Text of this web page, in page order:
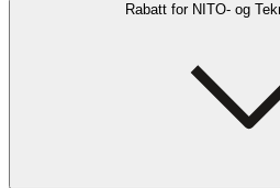
Rabatt for NITO- og